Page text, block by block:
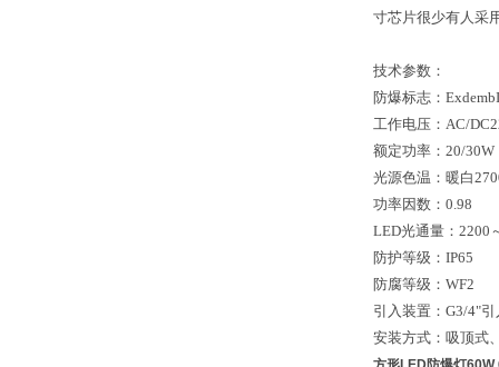
寸芯片很少有人采
技术参数：
防爆标志：
工作电压：AC/
额定功率：20/30W
光源色温：暖白
功率因数：0.98
LED光通量：2200
防护等级：IP65
防腐等级：WF2
引入装置：G3/4"
安装方式：吸顶式